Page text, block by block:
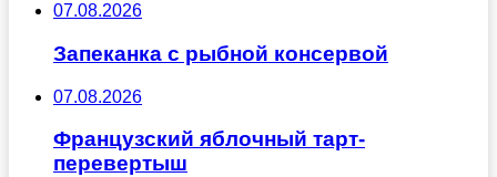
07.08.2026
Запеканка с рыбной консервой
07.08.2026
Французский яблочный тарт-
перевертыш